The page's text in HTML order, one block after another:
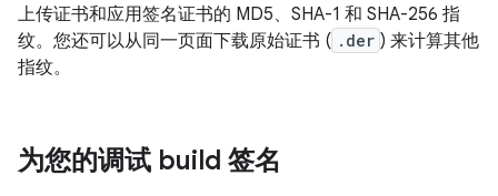
上传证书和应用签名证书的 MD5、SHA-1 和 SHA-256 指
纹。您还可以从同一页面下载原始证书 ( .der ) 来计算其他
指纹。
为您的调试 build 签名